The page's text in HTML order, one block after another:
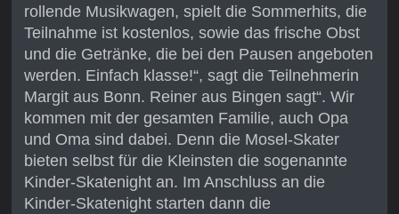
rollende Musikwagen, spielt die Sommerhits, die
Teilnahme ist kostenlos, sowie das frische Obst
und die Getränke, die bei den Pausen angeboten
werden. Einfach klasse!“, sagt die Teilnehmerin
Margit aus Bonn. Reiner aus Bingen sagt“. Wir
kommen mit der gesamten Familie, auch Opa
und Oma sind dabei. Denn die Mosel-Skater
bieten selbst für die Kleinsten die sogenannte
Kinder-Skatenight an. Im Anschluss an die
Kinder-Skatenight starten dann die